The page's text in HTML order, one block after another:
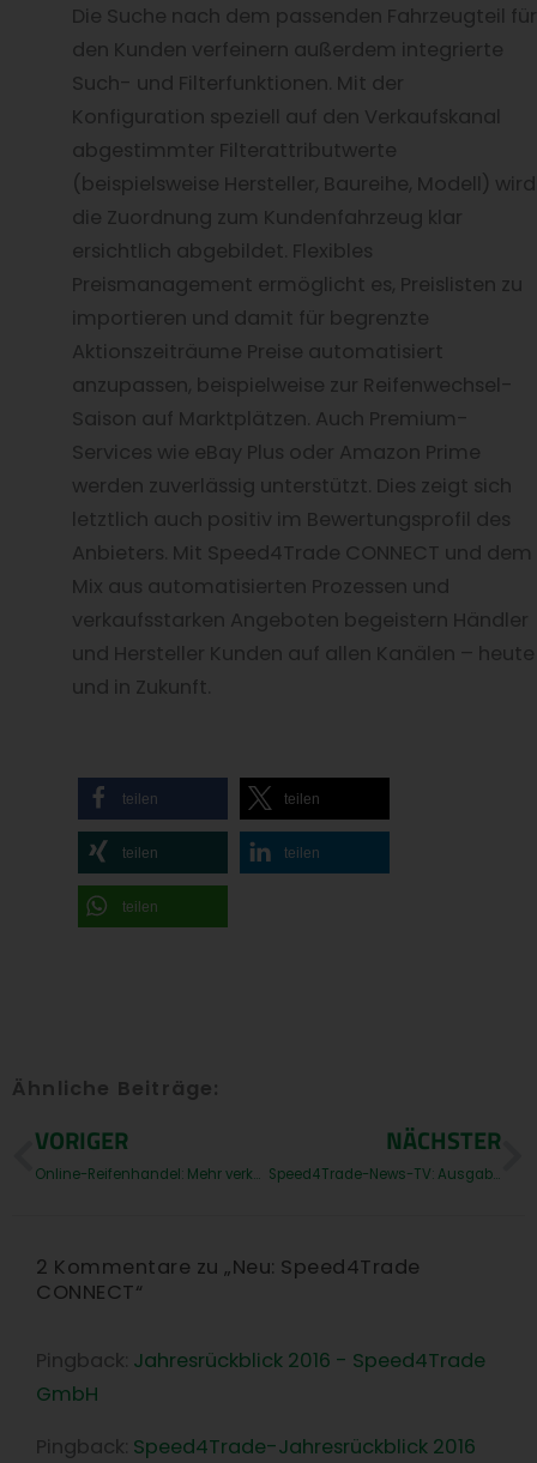
Die Suche nach dem passenden Fahrzeugteil für
den Kunden verfeinern außerdem integrierte
Such- und Filterfunktionen. Mit der
Konfiguration speziell auf den Verkaufskanal
abgestimmter Filterattributwerte
(beispielsweise Hersteller, Baureihe, Modell) wird
die Zuordnung zum Kundenfahrzeug klar
ersichtlich abgebildet. Flexibles
Preismanagement ermöglicht es, Preislisten zu
importieren und damit für begrenzte
Aktionszeiträume Preise automatisiert
anzupassen, beispielweise zur Reifenwechsel-
Saison auf Marktplätzen. Auch Premium-
Services wie eBay Plus oder Amazon Prime
werden zuverlässig unterstützt. Dies zeigt sich
letztlich auch positiv im Bewertungsprofil des
Anbieters. Mit Speed4Trade CONNECT und dem
Mix aus automatisierten Prozessen und
verkaufsstarken Angeboten begeistern Händler
und Hersteller Kunden auf allen Kanälen – heute
und in Zukunft.
teilen teilen
teilen teilen
teilen
Ähnliche Beiträge:
Prev
VORIGER
Online-Reifenhandel: Mehr verkaufen mit den richtigen Lösungen
NÄCHSTER
Speed4Trade-News-TV: Ausgabe 2016
2 Kommentare zu „Neu: Speed4Trade
CONNECT“
Pingback: Jahresrückblick 2016 - Speed4Trade
GmbH
Pingback: Speed4Trade-Jahresrückblick 2016